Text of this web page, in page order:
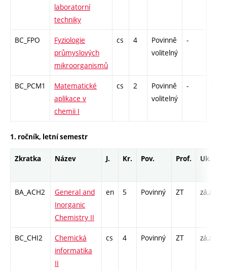
laboratorní
techniky
BC_FPO
Fyziologie
průmyslových
mikroorganismů
cs 4
Povinně
volitelný
-
BC_PCM1
Matematické
aplikace v
chemii I
cs 2
Povinně
volitelný
-
1. ročník, letní semestr
Zkratka Název J. Kr. Pov. Prof. Uk.
BA_ACH2
General and
Inorganic
Chemistry II
en 5 Povinný ZT zá,zk
BC_CHI2
Chemická
informatika
II
cs 4 Povinný ZT zá,zk